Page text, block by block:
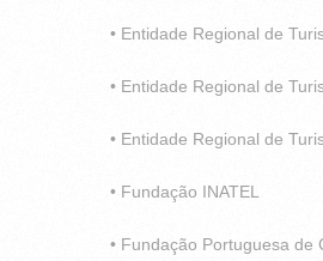
• Entidade Regional de
• Entidade Regional de
• Entidade Regional de
• Fundação INATEL
• Fundação Portuguesa de